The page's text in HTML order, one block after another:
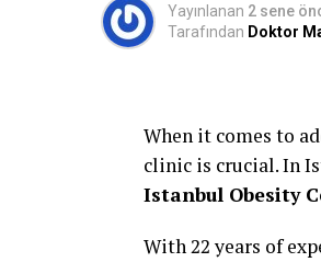
Yayınlanan 2 sene
Tarafından Doktor
When it comes to
clinic is crucial. In
Istanbul Obesity
With 22 years of